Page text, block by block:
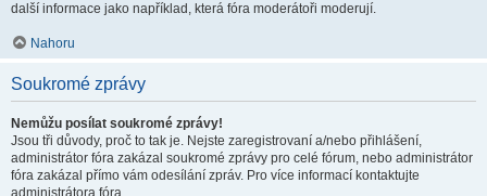
další informace jako například, která fóra moderátoři moderují.
Nahoru
Soukromé zprávy
Nemůžu posílat soukromé zprávy!
Jsou tři důvody, proč to tak je. Nejste zaregistrovaní a/nebo přihlášení,
administrátor fóra zakázal soukromé zprávy pro celé fórum, nebo administrátor
fóra zakázal přímo vám odesílání zpráv. Pro více informací kontaktujte
administrátora fóra.